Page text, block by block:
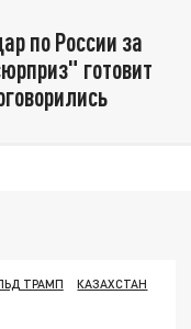
по России за
готовит
ТРАМП
КАЗАХСТАН